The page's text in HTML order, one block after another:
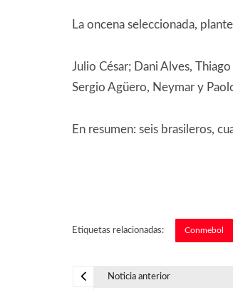
La oncena seleccionada,
Julio César; Dani Alves,
Sergio Agüero, Neymar y
En resumen: seis brasileros,
Etiquetas relacionadas: Conmebol
Noticia anterior